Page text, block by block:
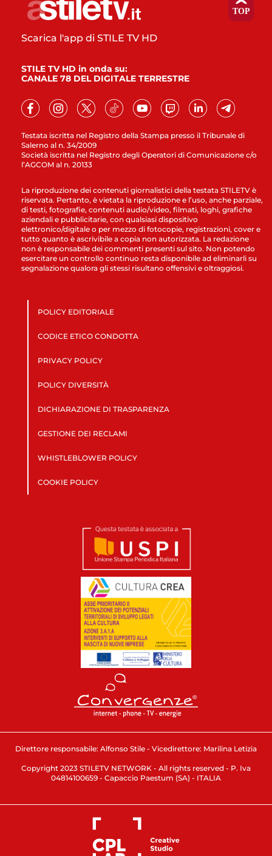
Testata iscritta nel Registro della Stampa presso il Tribunale di
Salerno al n. 34/2009
Società iscritta nel Registro degli Operatori di Comunicazione c/o
l’AGCOM al n. 20133
Scarica l'app di STILE TV HD
STILE TV HD in onda su:
CANALE 78 DEL DIGITALE TERRESTRE
La riproduzione dei contenuti giornalistici della testata STILETV è
riservata. Pertanto, è vietata la riproduzione e l’uso, anche parziale,
di testi, fotografie, contenuti audio/video, filmati, loghi, grafiche
aziendali e pubblicitarie, con qualsiasi dispositivo
elettronico/digitale o per mezzo di fotocopie, registrazioni, cover e
tutto quanto è ascrivibile a copia non autorizzata. La redazione
non è responsabile dei commenti presenti sul sito. Non potendo
esercitare un controllo continuo resta disponibile ad eliminarli su
segnalazione qualora gli stessi risultano offensivi e oltraggiosi.
POLICY EDITORIALE
CODICE ETICO CONDOTTA
PRIVACY POLICY
POLICY DIVERSITÀ
DICHIARAZIONE DI TRASPARENZA
GESTIONE DEI RECLAMI
WHISTLEBLOWER POLICY
COOKIE POLICY
Direttore responsabile: Alfonso Stile - Vicedirettore: Marilina Letizia
Copyright 2023 STILETV NETWORK - All rights reserved - P. Iva
04814100659 - Capaccio Paestum (SA) - ITALIA